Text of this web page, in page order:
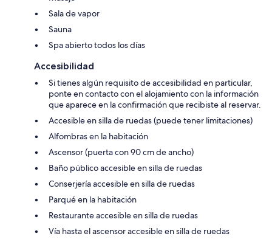
Sala de vapor
Sauna
Spa abierto todos los días
Accesibilidad
Si tienes algún requisito de accesibilidad en particular,
ponte en contacto con el alojamiento con la información
que aparece en la confirmación que recibiste al reservar.
Accesible en silla de ruedas (puede tener limitaciones)
Alfombras en la habitación
Ascensor (puerta con 90 cm de ancho)
Baño público accesible en silla de ruedas
Conserjería accesible en silla de ruedas
Parqué en la habitación
Restaurante accesible en silla de ruedas
Vía hasta el ascensor accesible en silla de ruedas